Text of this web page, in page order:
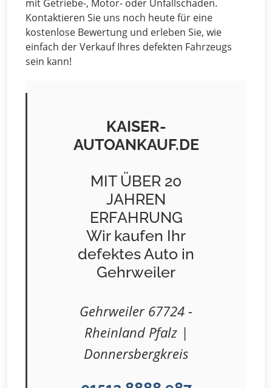
mit Getriebe-, Motor- oder Unfallschaden.
Kontaktieren Sie uns noch heute für eine
kostenlose Bewertung und erleben Sie, wie
einfach der Verkauf Ihres defekten Fahrzeugs
sein kann!
KAISER-
AUTOANKAUF.DE
MIT ÜBER 20
JAHREN
ERFAHRUNG
Wir kaufen Ihr
defektes Auto in
Gehrweiler
Gehrweiler 67724 -
Rheinland Pfalz |
Donnersbergkreis